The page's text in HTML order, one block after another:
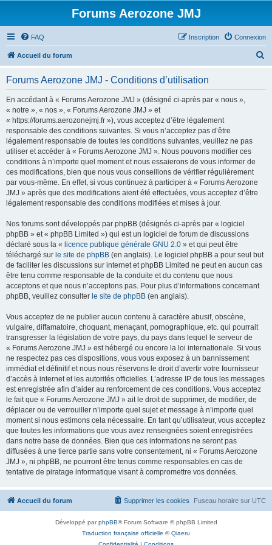
Forums Aerozone JMJ
FAQ Connexion
Inscription
Accueil du forum
Forums Aerozone JMJ - Conditions d’utilisation
En accédant à « Forums Aerozone JMJ » (désigné ci-après par « nous »,
« notre », « nos », « Forums Aerozone JMJ » et
« https://forums.aerozonejmj.fr »), vous acceptez d’être légalement
responsable des conditions suivantes. Si vous n’acceptez pas d’être
légalement responsable de toutes les conditions suivantes, veuillez ne pas
utiliser et accéder à « Forums Aerozone JMJ ». Nous pouvons modifier ces
conditions à n’importe quel moment et nous essaierons de vous informer de
ces modifications, bien que nous vous conseillons de vérifier régulièrement
par vous-même. En effet, si vous continuez à participer à « Forums Aerozone
JMJ » après que des modifications aient été effectuées, vous acceptez d’être
légalement responsable des conditions modifiées et mises à jour.
Nos forums sont développés par phpBB (désignés ci-après par « logiciel
phpBB » et « phpBB Limited ») qui est un logiciel de forum de discussions
déclaré sous la « licence publique générale GNU 2.0 » et qui peut être
téléchargé sur le site de phpBB (en anglais). Le logiciel phpBB a pour seul but
de faciliter les discussions sur internet et phpBB Limited ne peut en aucun cas
être tenu comme responsable de la conduite et du contenu que nous
acceptons et que nous n’acceptons pas. Pour plus d’informations concernant
phpBB, veuillez consulter le site de phpBB (en anglais).
Vous acceptez de ne publier aucun contenu à caractère abusif, obscène,
vulgaire, diffamatoire, choquant, menaçant, pornographique, etc. qui pourrait
transgresser la législation de votre pays, du pays dans lequel le serveur de
« Forums Aerozone JMJ » est hébergé ou encore la loi internationale. Si vous
ne respectez pas ces dispositions, vous vous exposez à un bannissement
immédiat et définitif et nous nous réservons le droit d’avertir votre fournisseur
d’accès à internet et les autorités officielles. L’adresse IP de tous les messages
est enregistrée afin d’aider au renforcement de ces conditions. Vous acceptez
le fait que « Forums Aerozone JMJ » ait le droit de supprimer, de modifier, de
déplacer ou de verrouiller n’importe quel sujet et message à n’importe quel
moment si nous estimons cela nécessaire. En tant qu’utilisateur, vous acceptez
que toutes les informations que vous avez renseignées soient enregistrées
dans notre base de données. Bien que ces informations ne seront pas
diffusées à une tierce partie sans votre consentement, ni « Forums Aerozone
JMJ », ni phpBB, ne pourront être tenus comme responsables en cas de
tentative de piratage informatique visant à compromettre vos données.
Accueil du forum Fuseau horaire sur UTC
Supprimer les cookies
Développé parphpBB® Forum Software © phpBB Limited
Traduction française officielle ©Qiaeru